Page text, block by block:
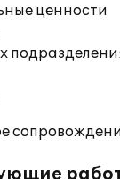
ценности